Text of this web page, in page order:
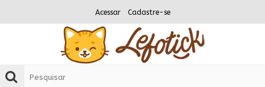
Acessar Cadastre-se